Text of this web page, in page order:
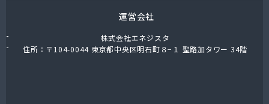
運営会社
株式会社エネジスタ
住所：〒104-0044 東京都中央区明石町８−１ 聖路加タワー 34階